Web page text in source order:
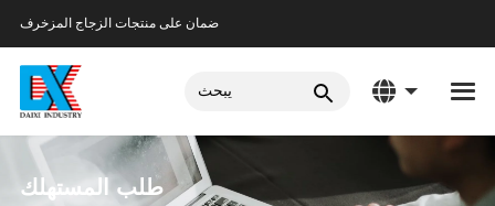
ضمان على منتجات الزجاج المزخرف
طلب المستهلك